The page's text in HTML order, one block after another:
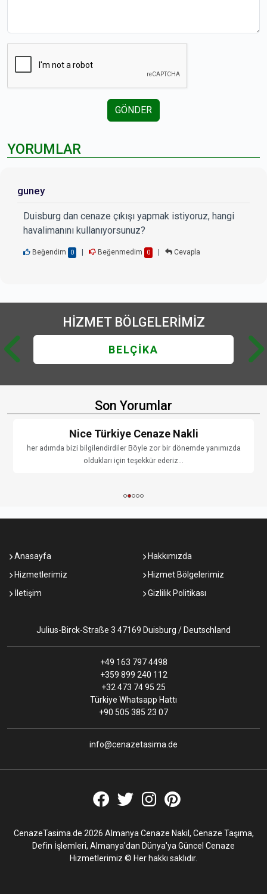
GÖNDER
YORUMLAR
guney
Duisburg dan cenaze çıkışı yapmak istiyoruz, hangi
havalimanını kullanıyorsunuz?
Beğendim 0 | Beğenmedim 0 | Cevapla
HİZMET BÖLGELERİMİZ
BELÇİKA
Son Yorumlar
Nice Türkiye Cenaze Nakli
her adımda bizi bilgilendirdiler Böyle zor bir dönemde yanımızda
oldukları için teşekkür ederiz...
Anasayfa
Hakkımızda
Hizmetlerimiz
Hizmet Bölgelerimiz
İletişim
Gizlilik Politikası
Julius-Birck-Straße 3 47169 Duisburg / Deutschland
+49 163 797 4498
+359 899 240 112
+32 473 74 95 25
Türkiye Whatsapp Hattı
+90 505 385 23 07
info@cenazetasima.de
CenazeTasima.de 2026 Almanya Cenaze Nakil, Cenaze Taşıma,
Defin İşlemleri, Almanya'dan Dünya'ya Güncel Cenaze
Hizmetlerimiz © Her hakkı saklıdır.